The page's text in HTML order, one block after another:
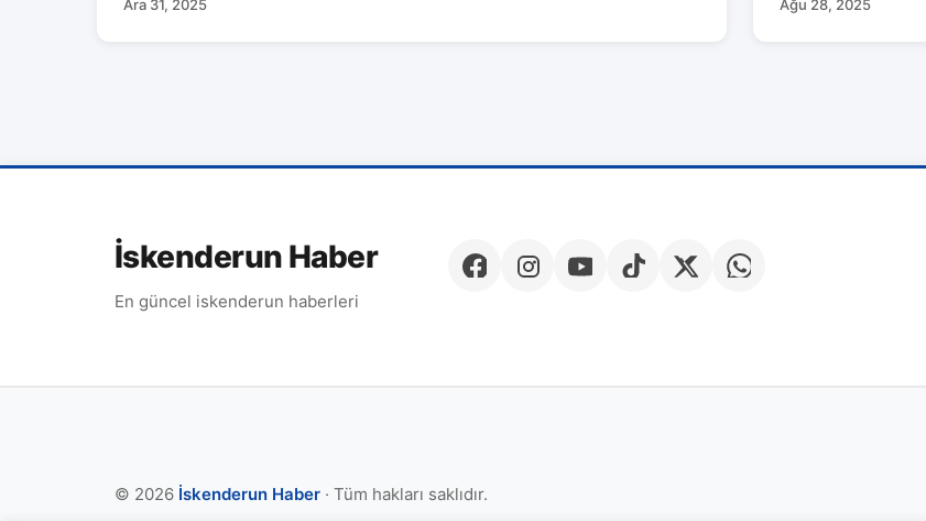
Ara 31, 2025 Ağu 28, 2025
İskenderun Haber
En güncel iskenderun haberleri
© 2026 İskenderun Haber · Tüm hakları saklıdır.